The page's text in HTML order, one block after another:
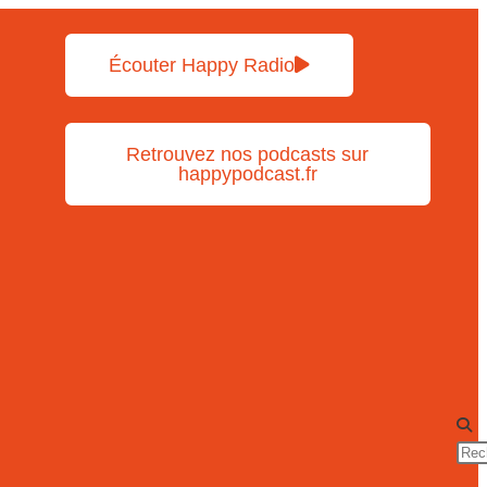
Écouter Happy Radio
Retrouvez nos podcasts sur
happypodcast.fr